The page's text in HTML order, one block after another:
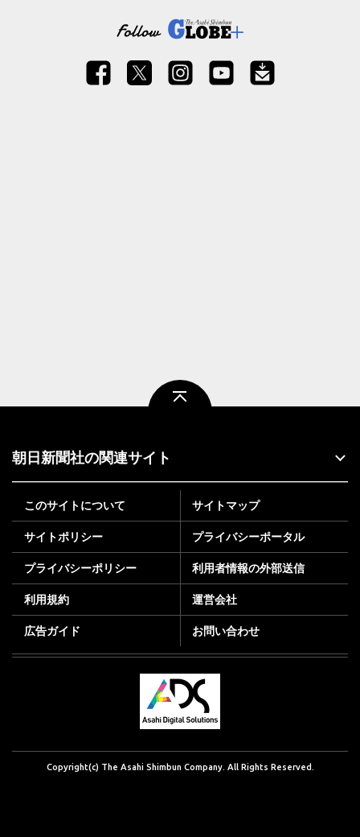
朝日新聞社の関連サイト
このサイトについて サイトマップ
サイトポリシー プライバシーポータル
プライバシーポリシー 利用者情報の外部送信
利用規約 運営会社
広告ガイド お問い合わせ
Copyright(c) The Asahi Shimbun Company. All Rights Reserved.